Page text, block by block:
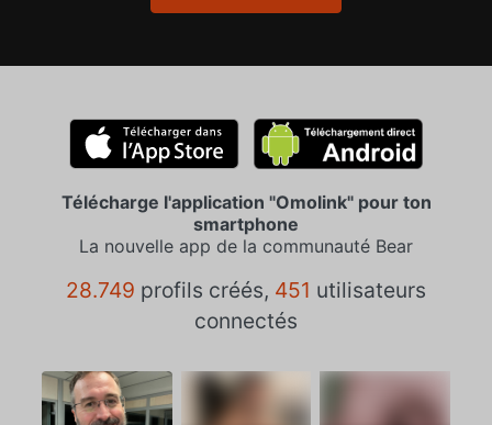
Télécharge l'application "Omolink" pour ton
smartphone
La nouvelle app de la communauté Bear
28.749 profils créés, 451 utilisateurs
connectés